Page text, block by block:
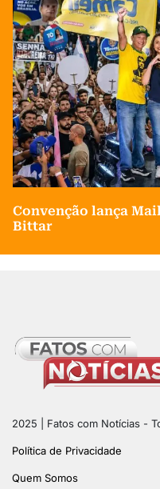
Convenção lança
Bittar
2025 | Fatos com Notícias -
Política de Privacidade
Quem Somos